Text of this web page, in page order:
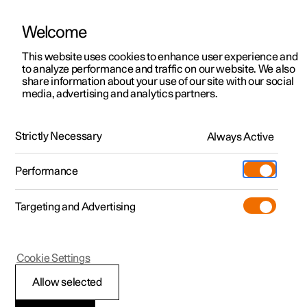
Polestar 2
Polestar 3
Polestar 4
Pre-owned
Shop
Meer
Testrit
Aanbiedingen voor
Testrit
Aanbiedingen voor
Polestar 4 coupé
Ontdek Polestar 4
Testrit
Bekijk onze stockwagens
Aanbiedingen voor
Ontdek Polestar 5
Over pre-owned
Pre-owned aanbiedingen
Aanbiedingen voor particulieren
Aanbiedingen voor
professionelen
Bekijk onze stockwagens
Configureer
Pre-owned
Testrit
Additionals
(Opent in een nieuw venster)
Experiences
Ontmoet ons
Servicepunten
Opladen
Support
HandleidingVideogalerijSoftware-updates
Boordcomputer
Polestar 2
Boordcomputer
Welcome
This website uses cookies to enhance user experience and
to analyze performance and traffic on our website. We also
share information about your use of our site with our social
media, advertising and analytics partners.
Strictly Necessary Always Active
Performance
Targeting and Advertising
Allow selected
Cookie Settings